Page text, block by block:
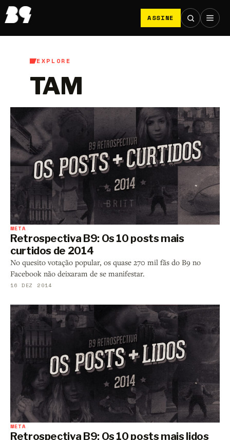
ASSINE
EXPLORE
TAM
META
Retrospectiva B9: Os 10 posts mais
curtidos de 2014
No quesito votação popular, os quase 270 mil fãs do B9 no
Facebook não deixaram de se manifestar.
16 DEZ 2014
META
Retrospectiva B9: Os 10 posts mais lidos